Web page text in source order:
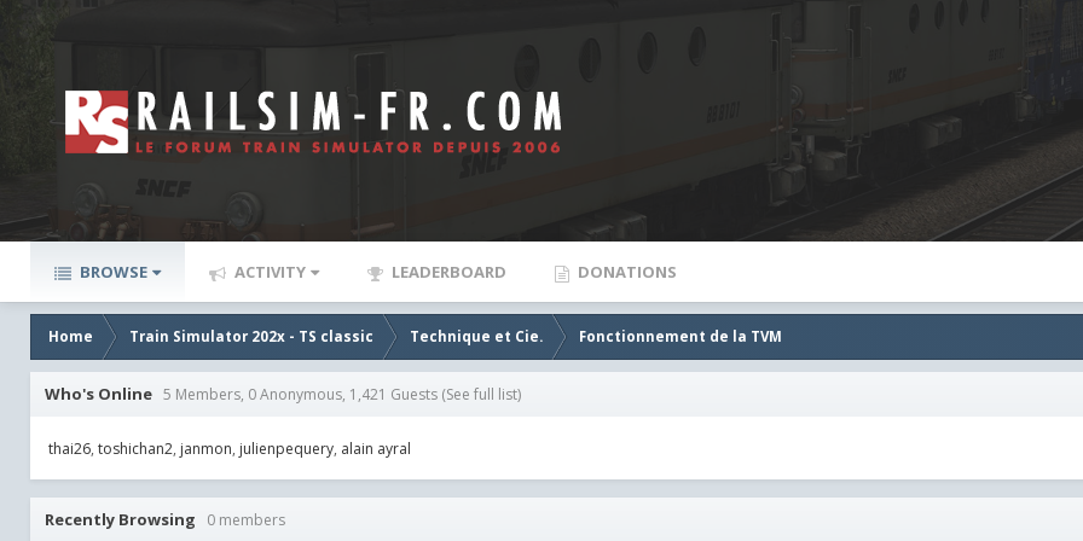
BROWSE ACTIVITY LEADERBOARD DONATIONS
Home Train Simulator 202x - TS classic Technique et Cie. Fonctionnement de la TVM
Who's Online 5 Members, 0 Anonymous, 1,421 Guests (See full list)
thai26 toshichan2 janmon julienpequery alain ayral
Recently Browsing 0 members